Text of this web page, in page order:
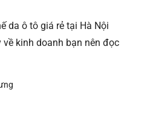
da ô tô giá rẻ tại Hà Nội
kinh doanh bạn nên đọc